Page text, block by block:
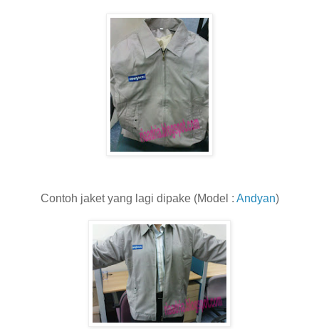
Contoh jaket yang lagi dipake (Model : Andyan)